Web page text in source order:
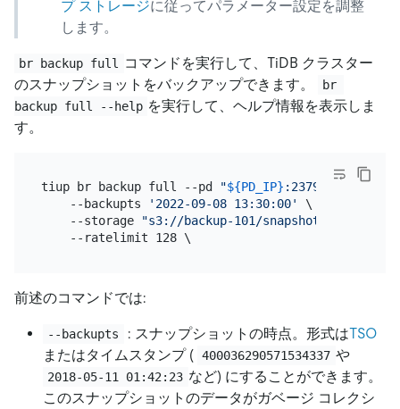
プ ストレージに従ってパラメーター設定を調整
します。
br backup full
コマンドを実行して、TiDB クラスター
のスナップショットをバックアップできます。
br
backup full --help を実行して、ヘルプ情報を表示しま
す。
tiup br backup full --pd "${PD_IP} :2379"
    --backupts
'2022-09-08 13:30:00'
\
    --storage
"s3://backup-101/snapshot-
前述のコマンドでは:
--backupts : スナップショットの時点。形式はTSO
またはタイムスタンプ ( 400036290571534337 や
2018-05-11 01:42:23 など) にすることができます。
このスナップショットのデータがガベージ コレクシ